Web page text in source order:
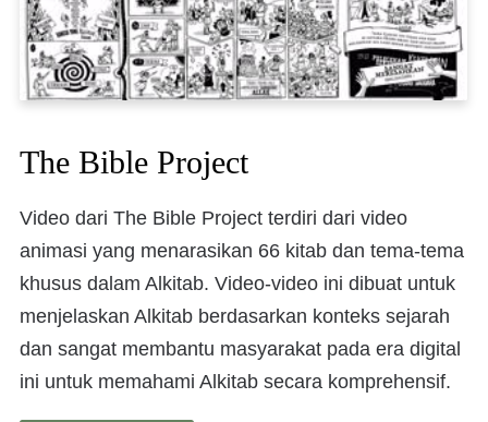
The Bible Project
Video dari The Bible Project terdiri dari video
animasi yang menarasikan 66 kitab dan tema-tema
khusus dalam Alkitab. Video-video ini dibuat untuk
menjelaskan Alkitab berdasarkan konteks sejarah
dan sangat membantu masyarakat pada era digital
ini untuk memahami Alkitab secara komprehensif.